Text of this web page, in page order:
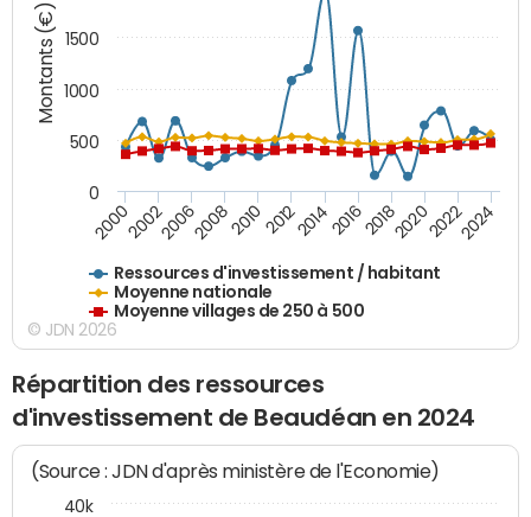
Montants (€)
Ressources d'investissement / habitant
Moyenne nationale
Moyenne villages de 250 à 500
200020022006200820102012201420162018202020222024
0
500
1000
1500
© JDN 2026
Répartition des ressources
d'investissement de Beaudéan en 2024
(Source : JDN d'après ministère de l'Economie)
40k